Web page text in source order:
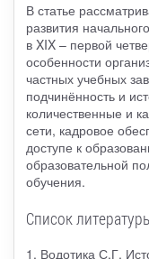
В статье
развития
в XIX – первой
особенности
частных учебных
подчинённость и
количественные и
сети, кадровое
доступе к
образовательной
обучения.
Список
1. Водотика С.Г.